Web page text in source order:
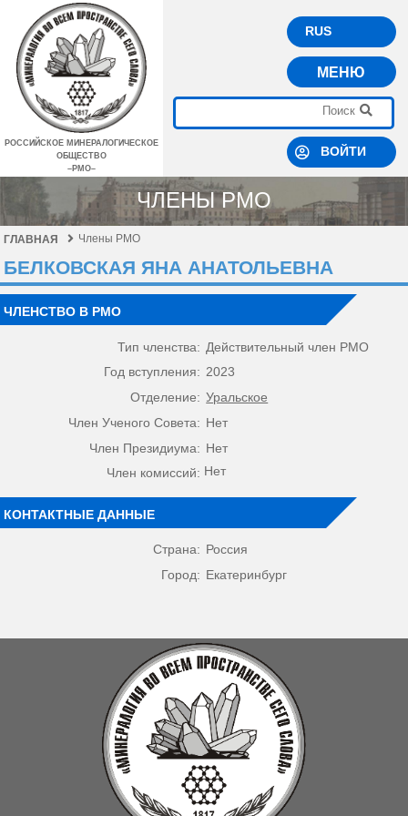
РОССИЙСКОЕ МИНЕРАЛОГИЧЕСКОЕ
ОБЩЕСТВО
–РМО–
RUS
МЕНЮ
ВОЙТИ
ЧЛЕНЫ РМО
ГЛАВНАЯ Члены РМО
БЕЛКОВСКАЯ ЯНА АНАТОЛЬЕВНА
ЧЛЕНСТВО В РМО
Тип членства: Действительный член РМО
Год вступления: 2023
Отделение: Уральское
Член Ученого Совета: Нет
Член Президиума: Нет
Член комиссий: Нет
КОНТАКТНЫЕ ДАННЫЕ
Страна: Россия
Город: Екатеринбург